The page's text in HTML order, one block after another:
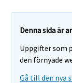
Denna sida är
Uppgifter som
den förnyade
Gå till den nya